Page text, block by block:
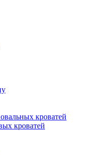
кроватей
кроватей